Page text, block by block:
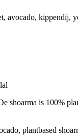
avocado, kippendij,
shoarma is 100%
plantbased